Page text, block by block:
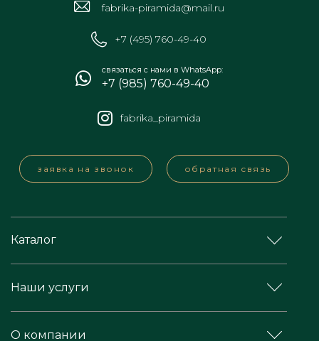
fabrika-piramida@mail.ru
+7 (495) 760-49-40
связаться с нами в WhatsApp:
+7 (985) 760-49-40
fabrika_piramida
заявка на звонок обратная связь
Каталог
Наши услуги
О компании